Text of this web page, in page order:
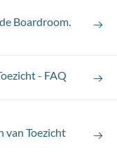
Boardroom.
- FAQ
van Toezicht